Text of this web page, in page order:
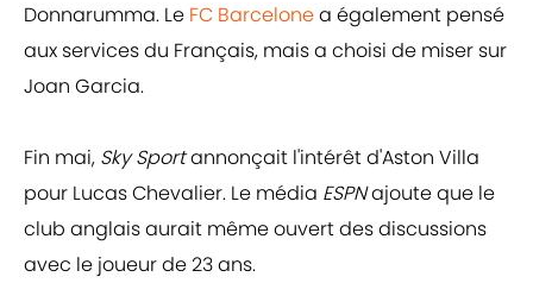
Donnarumma. Le FC Barcelonea également pensé
aux services du Français, mais a choisi de miser sur
Joan Garcia.
Fin mai, Sky Sportannonçait l'intérêt d'Aston Villa
pour Lucas Chevalier. Le média ESPNajoute que le
club anglais aurait même ouvert des discussions
avec le joueur de 23 ans.